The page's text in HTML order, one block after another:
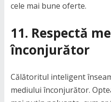
cele mai bune oferte.
11. Respectă
înconjurător
Călătoritul inteligent
mediului înconjurător.